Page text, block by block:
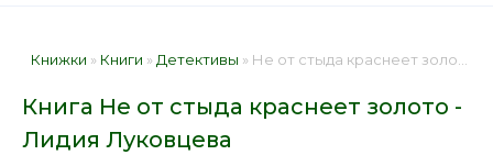
Книжки » Книги » Детективы » Не от стыда краснеет золото - Лидия Луковцева 📕 - Книга онлайн бесплатно
Книга Не от стыда краснеет золото -
Лидия Луковцева